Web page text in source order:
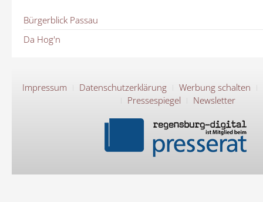
Bürgerblick Passau
Da Hog'n
Impressum Datenschutzerklärung
Werbung schalten
Pressespiegel
Newsletter